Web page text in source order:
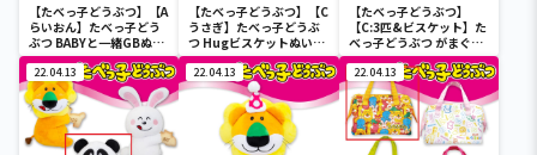
【たべっ子どうぶつ】【A
らいおん】たべっ子どう
ぶつ BABYと一緒GBぬい
ぐるみ
【たべっ子どうぶつ】【C
うさぎ】たべっ子どうぶ
つ Hugビスケットぬいぐ
るみ2
【たべっ子どうぶつ】
【C:3匹&ビスケット】た
べっ子どうぶつ がまぐち
ランチトートバッグ2
22.04.13 22.04.13 22.04.13